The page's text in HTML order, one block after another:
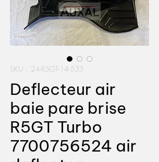
SKU : 24-R5GT-14-533
Deflecteur air
baie pare brise
R5GT Turbo
7700756524 air